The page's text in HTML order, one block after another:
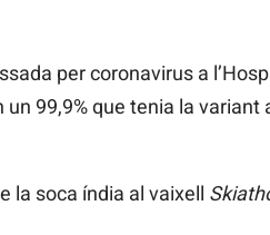
per coronavirus a
99,9% que tenia la variant
la soca índia al vaixell